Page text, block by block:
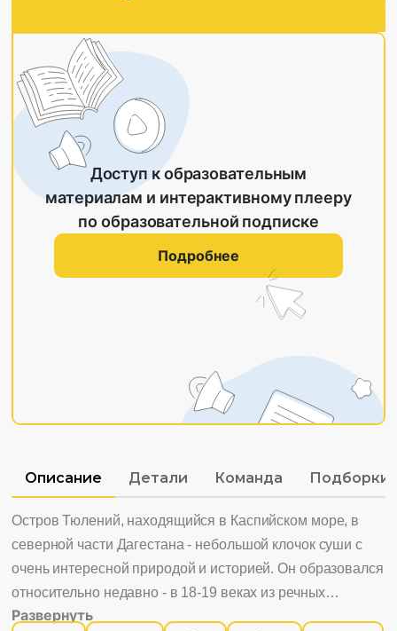
Доступ к образовательным
материалам и интерактивному плееру
по образовательной подписке
Подробнее
Описание Детали Команда Подборки
Остров Тюлений, находящийся в Каспийском море, в
северной части Дагестана - небольшой клочок суши с
очень интересной природой и историей. Он образовался
относительно недавно - в 18-19 веках из речных
отложений. Сначала это была просто небольшая
Развернуть